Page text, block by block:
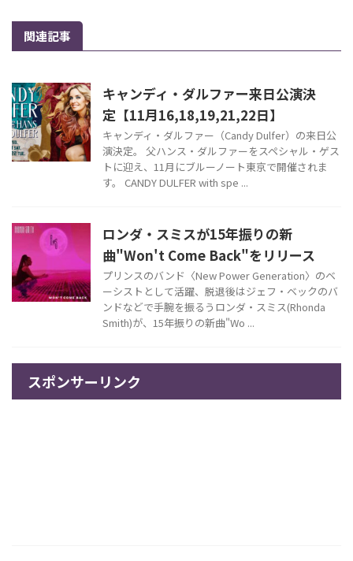
関連記事
キャンディ・ダルファー来日公演決
定【11月16,18,19,21,22日】
キャンディ・ダルファー（Candy Dulfer）の来日公
演決定。 父ハンス・ダルファーをスペシャル・ゲス
トに迎え、11月にブルーノート東京で開催されま
す。 CANDY DULFER with spe ...
ロンダ・スミスが15年振りの新
曲"Won't Come Back"をリリース
プリンスのバンド〈New Power Generation〉のベ
ーシストとして活躍、脱退後はジェフ・ベックのバ
ンドなどで手腕を振るうロンダ・スミス(Rhonda
Smith)が、15年振りの新曲"Wo ...
スポンサーリンク